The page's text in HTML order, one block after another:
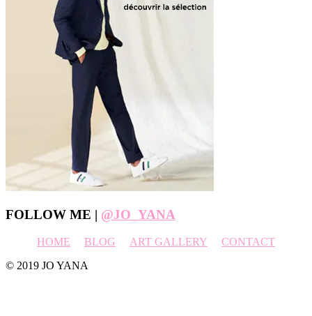
Footer
FOLLOW ME | @JO_YANA
HOME BLOG ART GALLERY
CONTACT
© 2019 JO YANA